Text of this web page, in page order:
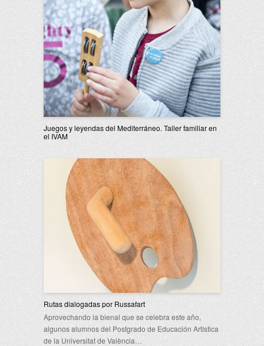
Juegos y leyendas del Mediterráneo. Taller familiar en
el IVAM
Rutas dialogadas por Russafart
Aprovechando la bienal que se celebra este año,
algunos alumnos del Postgrado de Educación Artística
de la Universitat de València…